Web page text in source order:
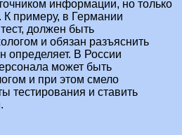
информации, но только
К примеру, в Германии
должен быть
и обязан разъяснить
определяет. В России
может быть
и при этом смело
тестирования и ставить